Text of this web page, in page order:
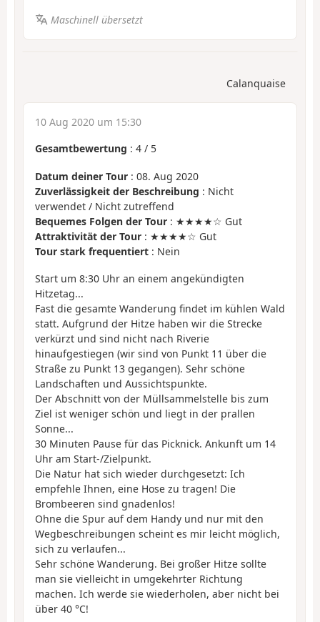
Maschinell übersetzt
Calanquaise
10 Aug 2020 um 15:30
Gesamtbewertung : 4 / 5
Datum deiner Tour : 08. Aug 2020
Zuverlässigkeit der Beschreibung : Nicht
verwendet / Nicht zutreffend
Bequemes Folgen der Tour : ★★★★☆ Gut
Attraktivität der Tour : ★★★★☆ Gut
Tour stark frequentiert : Nein
Start um 8:30 Uhr an einem angekündigten
Hitzetag...
Fast die gesamte Wanderung findet im kühlen Wald
statt. Aufgrund der Hitze haben wir die Strecke
verkürzt und sind nicht nach Riverie
hinaufgestiegen (wir sind von Punkt 11 über die
Straße zu Punkt 13 gegangen). Sehr schöne
Landschaften und Aussichtspunkte.
Der Abschnitt von der Müllsammelstelle bis zum
Ziel ist weniger schön und liegt in der prallen
Sonne...
30 Minuten Pause für das Picknick. Ankunft um 14
Uhr am Start-/Zielpunkt.
Die Natur hat sich wieder durchgesetzt: Ich
empfehle Ihnen, eine Hose zu tragen! Die
Brombeeren sind gnadenlos!
Ohne die Spur auf dem Handy und nur mit den
Wegbeschreibungen scheint es mir leicht möglich,
sich zu verlaufen...
Sehr schöne Wanderung. Bei großer Hitze sollte
man sie vielleicht in umgekehrter Richtung
machen. Ich werde sie wiederholen, aber nicht bei
über 40 °C!